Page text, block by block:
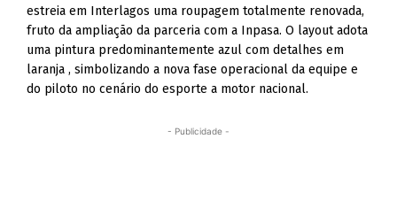
estreia em Interlagos uma roupagem totalmente renovada,
fruto da ampliação da parceria com a Inpasa. O layout adota
uma pintura predominantemente azul com detalhes em
laranja, simbolizando a nova fase operacional da equipe e
do piloto no cenário do esporte a motor nacional.
- Publicidade -